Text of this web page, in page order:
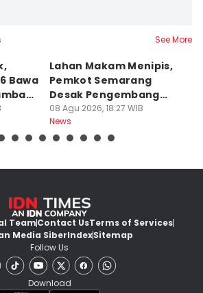
See More
Bawa
Lahan Makam Menipis,
Pemkot Semarang
Desak Pengembang
Serahkan PSU
08 Agu 2026, 18:27 WIB
News
TeamContact UsTerms of Services
Media SiberIndexSitemap
Follow Us
Download